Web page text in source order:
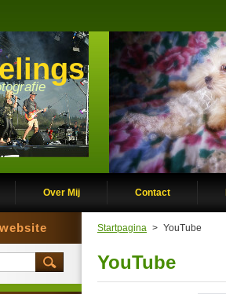
Over Mij Contact
Startpagina > YouTube
YouTube